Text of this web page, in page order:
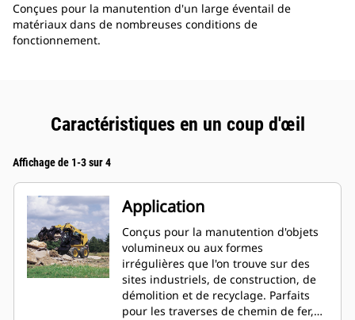
Conçues pour la manutention d'un large éventail de
matériaux dans de nombreuses conditions de
fonctionnement.
Caractéristiques en un coup d'œil
Affichage de 1-3 sur 4
Application
Conçus pour la manutention d'objets
volumineux ou aux formes
irrégulières que l'on trouve sur des
sites industriels, de construction, de
démolition et de recyclage. Parfaits
pour les traverses de chemin de fer,